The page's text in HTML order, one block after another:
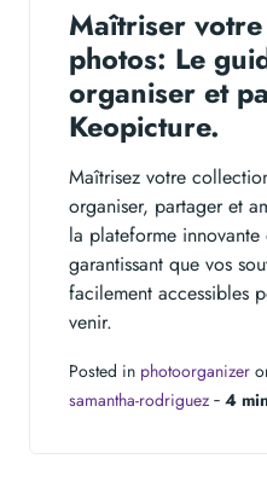
Maîtriser
photos: Le
organiser et
Keopicture.
Maîtrisez votre
organiser, partager et
la plateforme
garantissant que vos
facilement accessibles
venir.
Posted in photoorganizer
samantha-rodriguez ‐ 4